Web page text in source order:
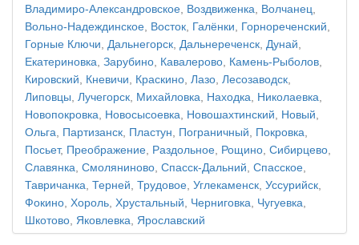
Владимиро-Александровское, Воздвиженка, Волчанец,
Вольно-Надеждинское, Восток, Галёнки, Горнореченский,
Горные Ключи, Дальнегорск, Дальнереченск, Дунай,
Екатериновка, Зарубино, Кавалерово, Камень-Рыболов,
Кировский, Кневичи, Краскино, Лазо, Лесозаводск,
Липовцы, Лучегорск, Михайловка, Находка, Николаевка,
Новопокровка, Новосысоевка, Новошахтинский, Новый,
Ольга, Партизанск, Пластун, Пограничный, Покровка,
Посьет, Преображение, Раздольное, Рощино, Сибирцево,
Славянка, Смоляниново, Спасск-Дальний, Спасское,
Тавричанка, Терней, Трудовое, Углекаменск, Уссурийск,
Фокино, Хороль, Хрустальный, Черниговка, Чугуевка,
Шкотово, Яковлевка, Ярославский